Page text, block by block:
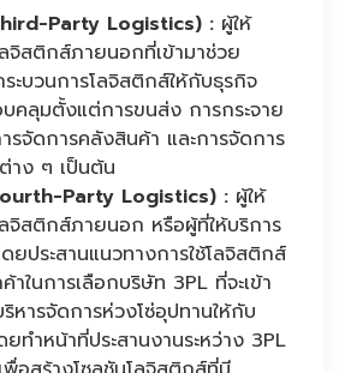
Party Logistics) : ผู้ให้
จิสติกส์ภายนอกที่เข้ามาช่วย
ะบวนการโลจิสติกส์ให้กับธุรกิจ
คลุมตั้งแต่การขนส่ง การกระจาย
รจัดการคลังสินค้า และการจัดการ
าง ๆ เป็นต้น
Party Logistics) : ผู้ให้
จิสติกส์ภายนอก หรือผู้ที่ให้บริการ
ยประสานแนวทางการใช้โลจิสติกส์
าในการเลือกบริษัท 3PL ที่จะเข้า
หารจัดการห่วงโซ่อุปทานให้กับ
ยทำหน้าที่ประสานงานระหว่าง 3PL